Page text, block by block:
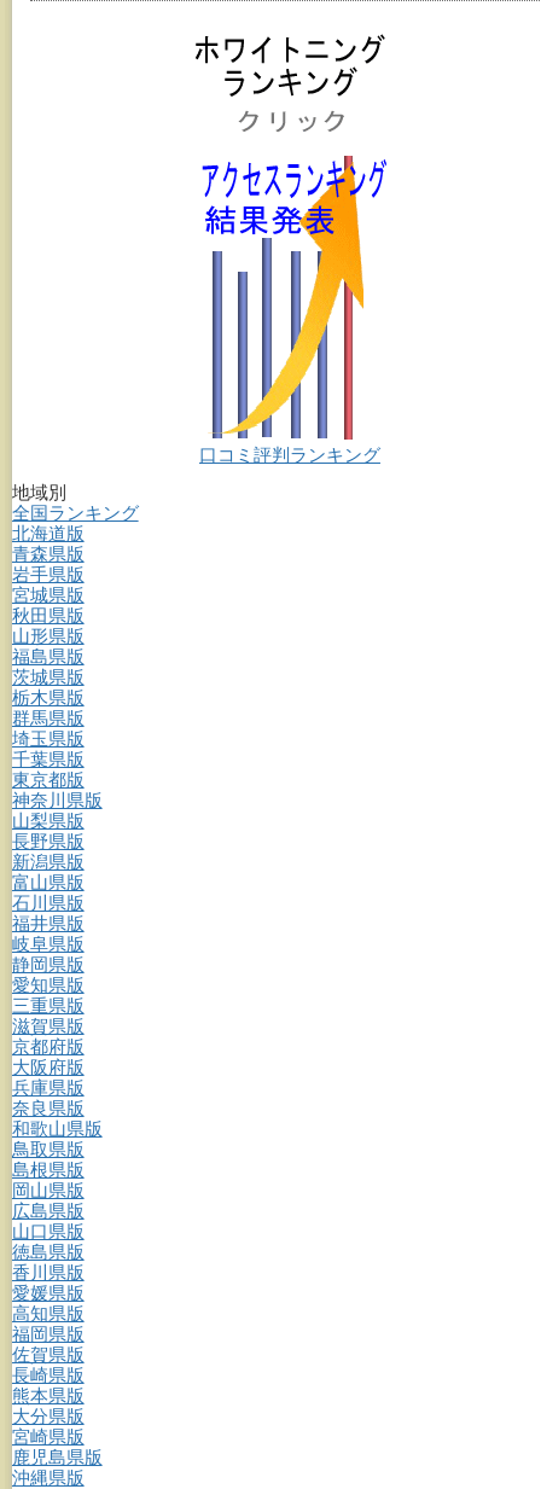
口コミ評判ランキング
地域別
全国ランキング
北海道版
青森県版
岩手県版
宮城県版
秋田県版
山形県版
福島県版
茨城県版
栃木県版
群馬県版
埼玉県版
千葉県版
東京都版
神奈川県版
山梨県版
長野県版
新潟県版
富山県版
石川県版
福井県版
岐阜県版
静岡県版
愛知県版
三重県版
滋賀県版
京都府版
大阪府版
兵庫県版
奈良県版
和歌山県版
鳥取県版
島根県版
岡山県版
広島県版
山口県版
徳島県版
香川県版
愛媛県版
高知県版
福岡県版
佐賀県版
長崎県版
熊本県版
大分県版
宮崎県版
鹿児島県版
沖縄県版